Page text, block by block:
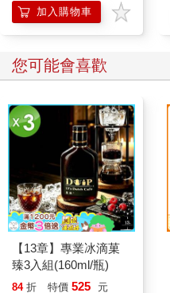
加入購物車
您可能會喜歡
【13章】專業冰滴菓
臻3入組(160ml/瓶)
84 折 特價 525 元